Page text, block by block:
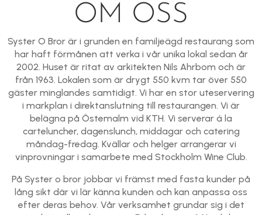
OM OSS
Syster O Bror är i grunden en familjeägd restaurang som
har haft förmånen att verka i vår unika lokal sedan år
2002. Huset är ritat av arkitekten Nils Ahrbom och är
från 1963. Lokalen som är drygt 550 kvm tar över 550
gäster minglandes samtidigt. Vi har en stor uteservering
i markplan i direktanslutning till restaurangen. Vi är
belägna på Östemalm vid KTH. Vi serverar á la
carteluncher, dagenslunch, middagar och catering
måndag-fredag. Kvällar och helger arrangerar vi
vinprovningar i samarbete med Stockholm Wine Club.
På Syster o bror jobbar vi främst med fasta kunder på
lång sikt där vi lär känna kunden och kan anpassa oss
efter deras behov. Vår verksamhet grundar sig i det